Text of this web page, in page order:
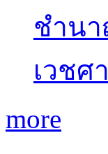
ชำนา
เวช
more